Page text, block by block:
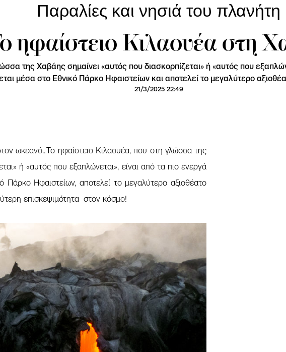
Παραλίες και νησιά του πλανήτη
ηφαίστειο Κιλαουέα στη
της Χαβάης σημαίνει «αυτός που διασκορπίζεται» ή «αυτός που
μέσα στο Εθνικό Πάρκο Ηφαιστείων και αποτελεί το μεγαλύτερο
21/3/2025 22:49
ωκεανό.. Το ηφαίστειο Κιλαουέα, που στη γλώσσα της
ή «αυτός που εξαπλώνεται», είναι από τα πιο ενεργά
Πάρκο Ηφαιστείων, αποτελεί το μεγαλύτερο αξιοθέατο
επισκεψιμότητα στον κόσμο!